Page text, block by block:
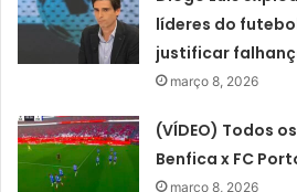
líderes do
justificar
março 8, 2026
(VÍDEO) Todos
Benfica x FC
março 8, 2026